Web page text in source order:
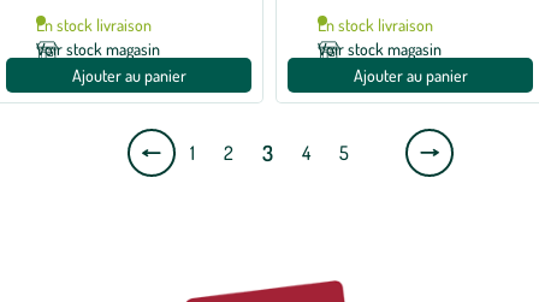
En stock livraison
Voir stock magasin
Ajouter au panier
En stock livraison
Voir stock magasin
Ajouter au panier
Page
précédente
1 2 3 4 5
Page
suivante